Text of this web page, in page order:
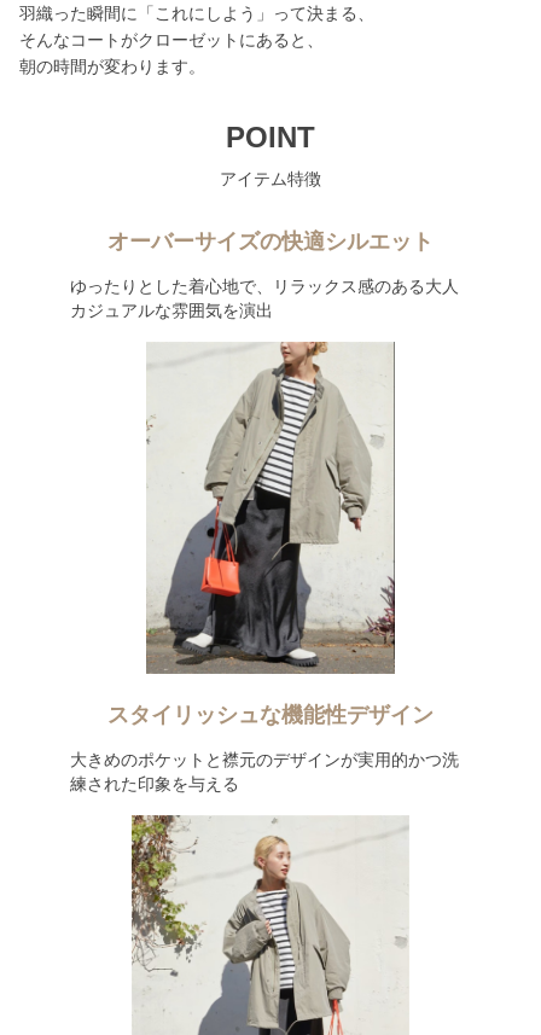
羽織った瞬間に「これにしよう」って決まる、
そんなコートがクローゼットにあると、
朝の時間が変わります。
POINT
アイテム特徴
オーバーサイズの快適シルエット
ゆったりとした着心地で、リラックス感のある大人
カジュアルな雰囲気を演出
スタイリッシュな機能性デザイン
大きめのポケットと襟元のデザインが実用的かつ洗
練された印象を与える